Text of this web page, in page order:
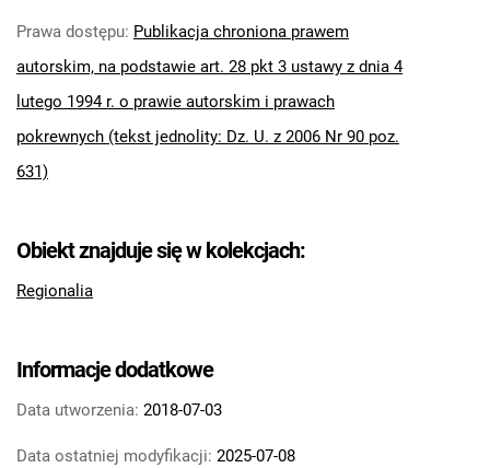
Prawa dostępu: Publikacja chroniona prawem
autorskim, na podstawie art. 28 pkt 3 ustawy z dnia 4
lutego 1994 r. o prawie autorskim i prawach
pokrewnych (tekst jednolity: Dz. U. z 2006 Nr 90 poz.
631)
Obiekt znajduje się w kolekcjach:
Regionalia
Informacje dodatkowe
Data utworzenia: 2018-07-03
Data ostatniej modyfikacji: 2025-07-08